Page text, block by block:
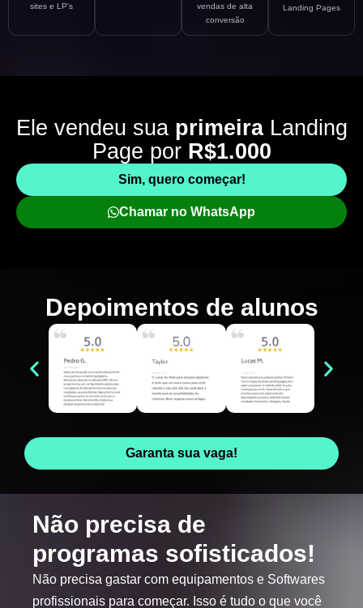
sites e LP's
vendas de alta
conversão
Landing Pages
Ele vendeu sua primeira Landing
Page por R$1.000
Sim, quero começar!
Chamar no WhatsApp
Depoimentos de alunos
Garanta sua vaga!
Não precisa de
programas sofisticados!
Não precisa gastar com equipamentos e Softwares
profissionais para começar. Isso é tudo o que você